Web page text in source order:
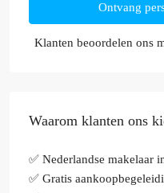
Ontvang
Klanten beoordelen ons
Waarom klanten ons
✅ Nederlandse makelaar
✅ Gratis